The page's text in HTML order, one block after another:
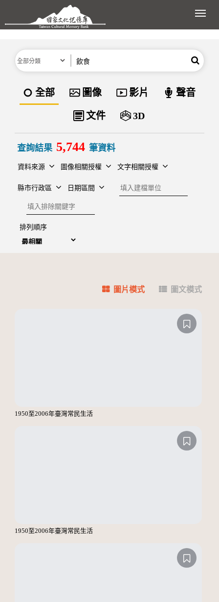
跳到主要內容區塊
展
分類 搜尋
資料類型
全部 圖像 影片 聲音
文件 3D
查詢結果 5,744 筆資料
資料來源 圖像相關授權 文字相關授權
縣市行政區 日期區間
建檔單位
排除關鍵字
排列順序
圖片模式 圖文模式
1950至2006年臺灣常民生活
1950至2006年臺灣常民生活